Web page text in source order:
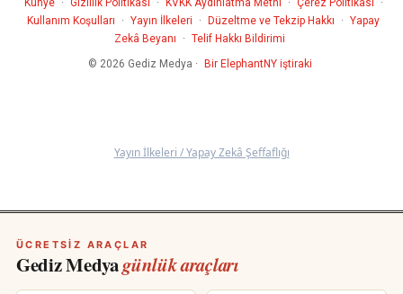
Künye · Gizlilik Politikası · KVKK Aydınlatma Metni · Çerez Politikası
·
Kullanım Koşulları
· Yayın İlkeleri · Düzeltme ve Tekzip Hakkı · Yapay
Zekâ Beyanı
· Telif Hakkı Bildirimi
© 2026 Gediz Medya ·
Bir ElephantNY iştiraki
Yayın İlkeleri / Yapay Zekâ Şeffaflığı
ÜCRETSIZ ARAÇLAR
Gediz Medyagünlük araçları